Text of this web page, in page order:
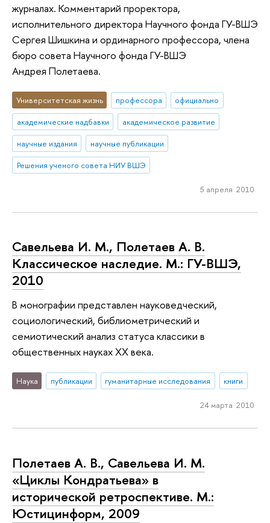
журналах. Комментарий проректора,
исполнительного директора Научного фонда ГУ-ВШЭ
Сергея Шишкина и ординарного профессора, члена
бюро совета Научного фонда ГУ-ВШЭ
Андрея Полетаева.
Университетская жизнь профессора
официально
академические надбавки
академическое развитие
научные издания
научные публикации
Решения ученого совета НИУ ВШЭ
5 апреля 2010
Савельева И. М., Полетаев А. В.
Классическое наследие. М.: ГУ-ВШЭ,
2010
В монографии представлен науковедческий,
социологический, библиометрический и
семиотический анализ статуса классики в
общественных науках XX века.
Наука публикации гуманитарные исследования книги
24 марта 2010
Полетаев А. В., Савельева И. М.
«Циклы Кондратьева» в
исторической ретроспективе. М.:
Юстицинформ, 2009